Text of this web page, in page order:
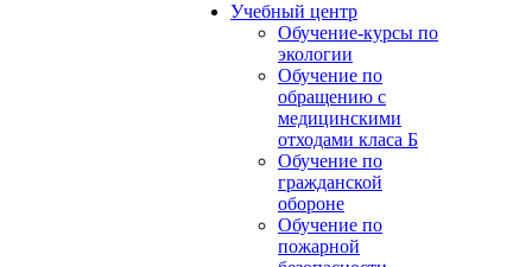
Учебный центр
Обучение-курсы по
экологии
Обучение по
обращению с
медицинскими
отходами класа Б
Обучение по
гражданской
обороне
Обучение по
пожарной